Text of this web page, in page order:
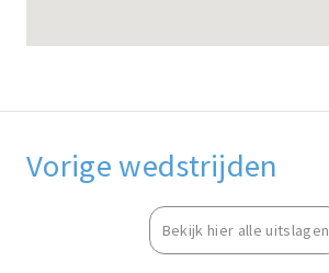
Vorige wedstrijden
Bekijk hier alle uitslagen